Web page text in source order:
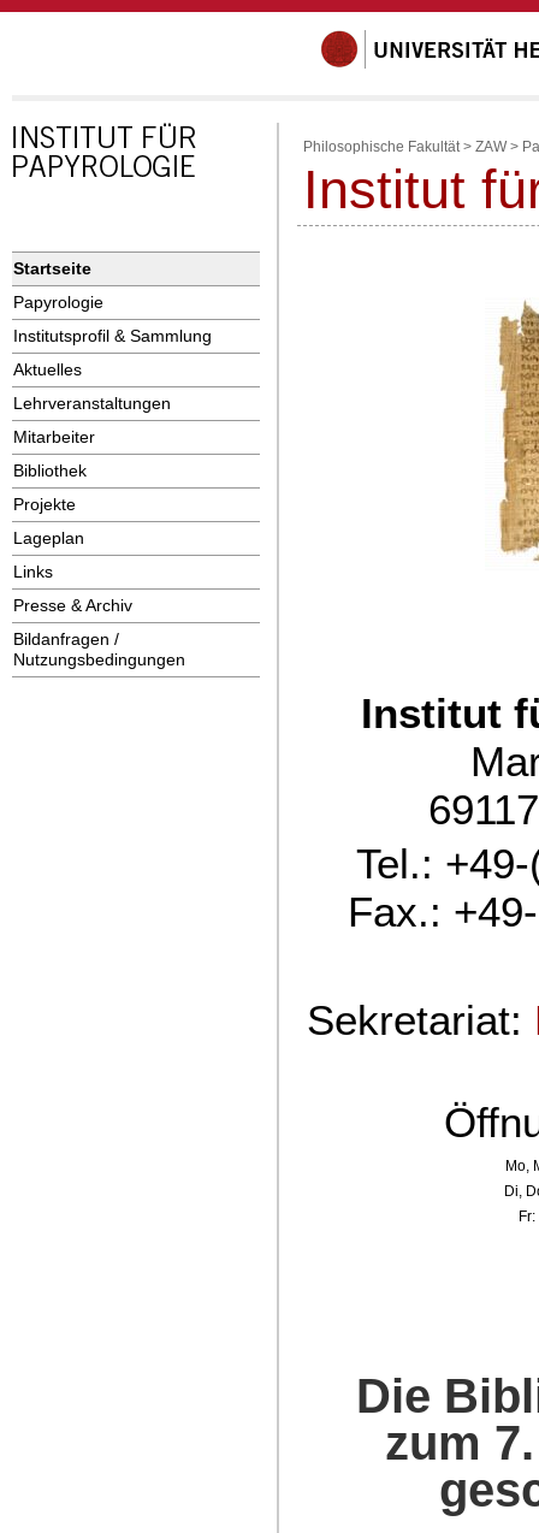
Startseite
Papyrologie
Institutsprofil & Sammlung
Aktuelles
Lehrveranstaltungen
Mitarbeiter
Bibliothek
Projekte
Lageplan
Links
Presse & Archiv
Bildanfragen /
Nutzungsbedingungen
Philosophische Fakultät > ZAW >
Institut
Institut
Tel.:
Fax.:
Sekretariat:
Mo,
Di,
Fr:
Die
zum